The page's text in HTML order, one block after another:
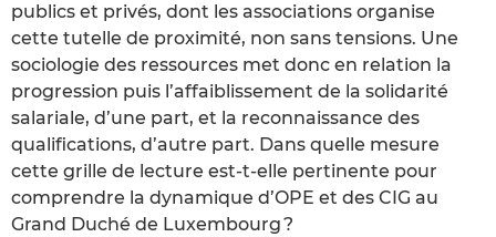
publics et privés, dont les associations organise
cette tutelle de proximité, non sans tensions. Une
sociologie des ressources met donc en relation la
progression puis l’affaiblissement de la solidarité
salariale, d’une part, et la reconnaissance des
qualifications, d’autre part. Dans quelle mesure
cette grille de lecture est-t-elle pertinente pour
comprendre la dynamique d’OPE et des CIG au
Grand Duché de Luxembourg ?